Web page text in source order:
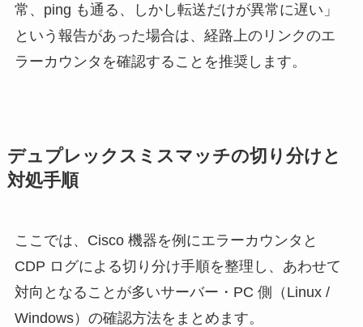
常、ping も通る、しかし転送だけが異常に遅い」
という報告があった場合は、経路上のリンクのエ
ラーカウンタを確認することを推奨します。
デュプレックスミスマッチの切り分けと
対処手順
ここでは、Cisco 機器を例にエラーカウンタと
CDP ログによる切り分け手順を整理し、あわせて
対向となることが多いサーバー・PC 側（Linux /
Windows）の確認方法をまとめます。